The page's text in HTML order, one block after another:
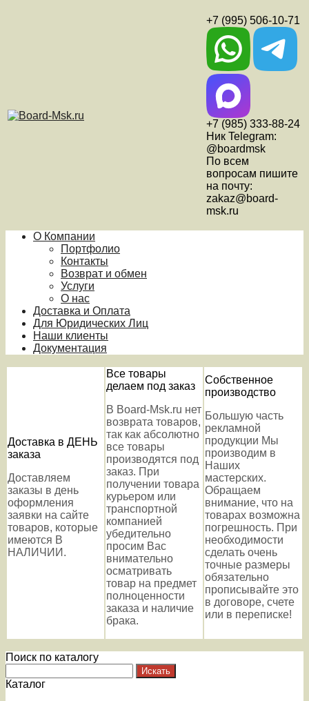
+7 (995) 506-10-71
+7 (985) 333-88-24
Ник Telegram:
@boardmsk
По всем
вопросам пишите
на почту:
zakaz@board-
msk.ru
О Компании
Портфолио
Контакты
Возврат и обмен
Услуги
О нас
Доставка и Оплата
Для Юридических Лиц
Наши клиенты
Документация
Доставка в ДЕНЬ
заказа
Доставляем
заказы в день
оформления
заявки на сайте
товаров, которые
имеются В
НАЛИЧИИ.
Все товары
делаем под заказ
В Board-Msk.ru нет
возврата товаров,
так как абсолютно
все товары
производятся под
заказ. При
получении товара
курьером или
транспортной
компанией
убедительно
просим Вас
внимательно
осматривать
товар на предмет
полноценности
заказа и наличие
брака.
Собственное
производство
Большую часть
рекламной
продукции Мы
производим в
Наших
мастерских.
Обращаем
внимание, что на
товарах возможна
погрешность. При
необходимости
сделать очень
точные размеры
обязательно
прописывайте это
в договоре, счете
или в переписке!
Поиск по каталогу
Каталог